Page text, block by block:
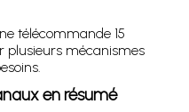
télécommande 15
plusieurs mécanismes
en résumé